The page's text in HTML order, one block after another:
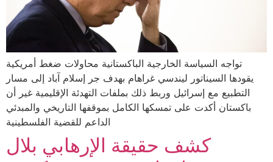
تواجه السياسة الخارجية الباكستانية محاولات ضغط أمريكية
يقودها السيناتور ليندسي غراهام بهدف جر إسلام آباد إلى مسار
التطبيع مع إسرائيل وربط ذلك بملفات التهدئة الإقليمية غير أن
باكستان أكدت على تمسكها الكامل بموقفها التاريخي والمبدئي
الداعم للقضية الفلسطينية
كشف حقيقة الإرهابي بلال